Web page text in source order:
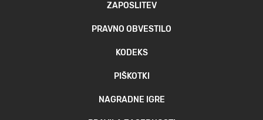
ZAPOSLITEV
PRAVNO OBVESTILO
KODEKS
PIŠKOTKI
NAGRADNE IGRE